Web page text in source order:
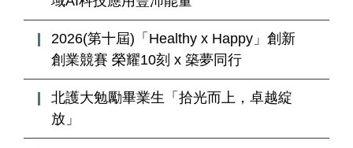
2026(第十屆)「Healthy x Happy」創新
創業競賽 榮耀10刻 x 築夢同行
北護大勉勵畢業生「拾光而上，卓越綻
放」